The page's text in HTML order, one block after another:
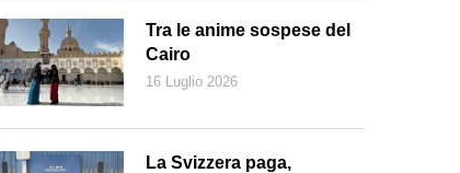
Tra le anime sospese del
Cairo
16 Luglio 2026
La Svizzera paga,